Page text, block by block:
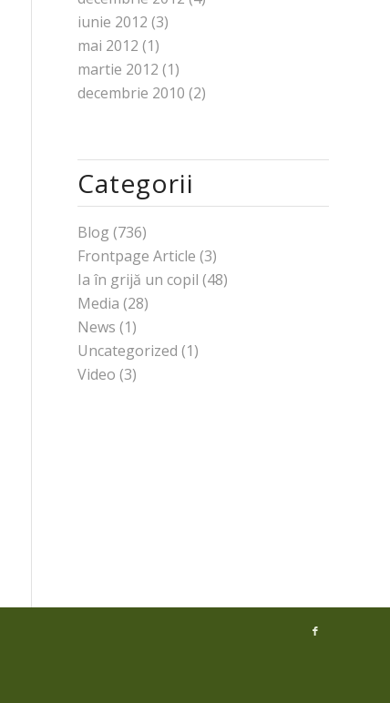
iunie 2012 (3)
mai 2012 (1)
martie 2012 (1)
decembrie 2010 (2)
Categorii
Blog (736)
Frontpage Article (3)
Ia în grijă un copil (48)
Media (28)
News (1)
Uncategorized (1)
Video (3)